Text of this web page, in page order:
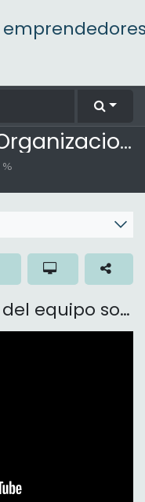
Reinventando las Organizaciones
%
4.4.5 Los miembros del equipo son duros entre sí